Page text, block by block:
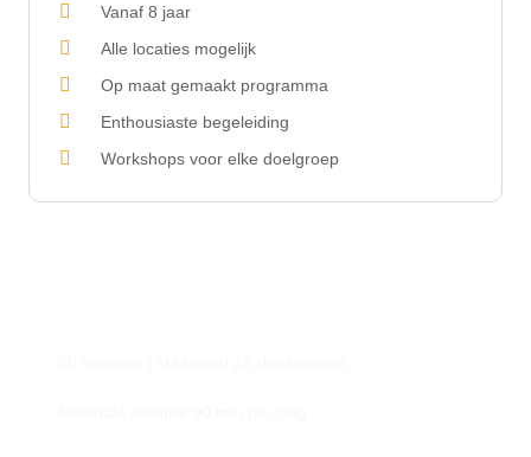
Vanaf 8 jaar
Alle locaties mogelijk
Op maat gemaakt programma
Enthousiaste begeleiding
Workshops voor elke doelgroep